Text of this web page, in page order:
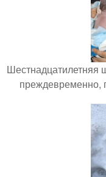
Шестнадцатилетняя
преждевременно,